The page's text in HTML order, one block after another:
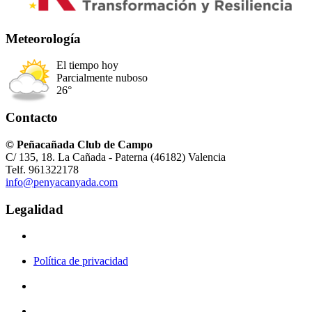
Meteorología
El tiempo hoy
Parcialmente nuboso
26°
Contacto
© Peñacañada Club de Campo
C/ 135, 18. La Cañada - Paterna (46182) Valencia
Telf. 961322178
info@penyacanyada.com
Legalidad
Política de privacidad